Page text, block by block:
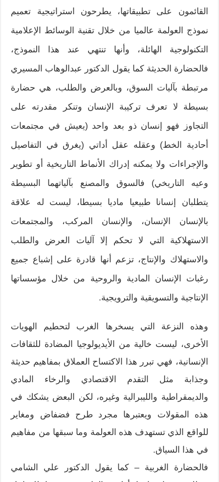
القائمون على تطبيقاتها، يطرحون استراتيجية تعميم
نموذج العولمة عالميا من خلال تقنية الوسائط الإعلامية
التكنولوجية الهائلة، وأنها تنتهي عند هذا النموذج،
فالحضارة الحديثة كما يقول الدكتور عبدالوهاب المسيري
مرتبطة بآليات السوق، وبالعرض والطلب، هي حضارة
بسيطة لا تعرف تركيبة الإنسان وتنكر مقدرته على
التجاوز فهو إنسان ذو بعد واحد (يعيش في مجتمعات
أحادية الخط) وعقله عقل أداتي (يغرق في التفاصيل
والإجراءات ولا يمكنه إدراك الأنماط التاريخية أو تطوير
وعيه التاريخي) فالسوق والمصنع بآلياتهما البسيطة
يتطلبان إنسانا طبيعيا ماديا بسيطا، ليست له علاقة
بالإنسان الإنسان، والإنسان المركب، والمجتمعات
الاستهلاكية التي لا تحكم إلا آليات العرض والطلب
والاستهلاك والإنتاج، تزعم أنها قادرة على إشباع جميع
رغبات الإنسان المادية والروحية من خلال مؤسساتها
الإنتاجية والتسويقية والترويجية.
وهذه النزعة التي يسخرها الغرب لتحطيم الهويات
الأخرى، ليست خالية من الأيديولوجيا المضادة للثقافات
الإنسانية، فهي تبرر هذا الاكتساح العملاق بمفاهيم حديثة
وجذابة مثل التقدم الاقتصادي والرخاء المادي
والديمقراطية والليبرالية وغيره، لكن البعض يشكك في
هذه المقولات ويعتبرها مجرد طرح فضفاض ومغاير
للواقع الذي تستهدف هذه العولمة وما سبقها من مفاهيم
في هذا السياق.
فالحضارة الغربية – كما يقول الدكتور علي الشامي